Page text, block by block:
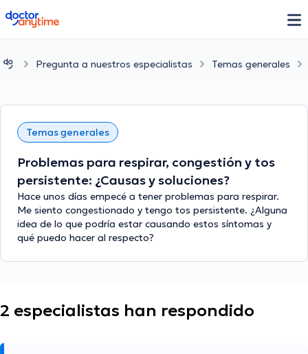
doctoranytime
Pregunta a nuestros especialistas Temas generales
Temas generales
Problemas para respirar, congestión y tos
persistente: ¿Causas y soluciones?
Hace unos días empecé a tener problemas para respirar.
Me siento congestionado y tengo tos persistente. ¿Alguna
idea de lo que podría estar causando estos síntomas y
qué puedo hacer al respecto?
2 especialistas han respondido